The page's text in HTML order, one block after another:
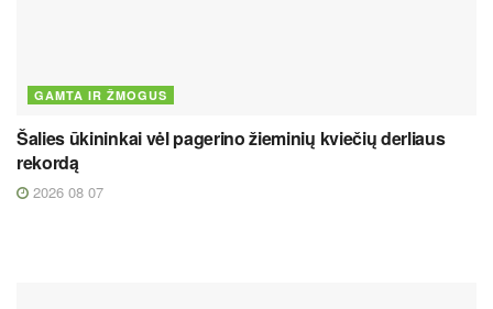
GAMTA IR ŽMOGUS
Šalies ūkininkai vėl pagerino žieminių kviečių derliaus
rekordą
2026 08 07